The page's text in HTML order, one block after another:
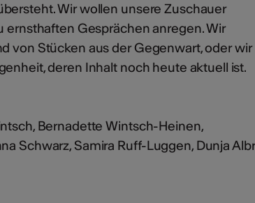
Wir wollen unsere Zuschauer
ernsthaften Gesprächen anregen. Wir
von Stücken aus der Gegenwart, oder wir
deren Inhalt noch heute aktuell ist.
Bernadette Wintsch-Heinen,
Schwarz, Samira Ruff-Luggen, Dunja